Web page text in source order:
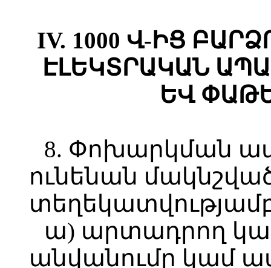
IV. 1000 Վ-ԻՑ
ԷԼԵԿՏՐԱԿԱՆ
ԵՎ
8. Փոխարկման
ունենան
ա) արտադրող
անվանումը կամ